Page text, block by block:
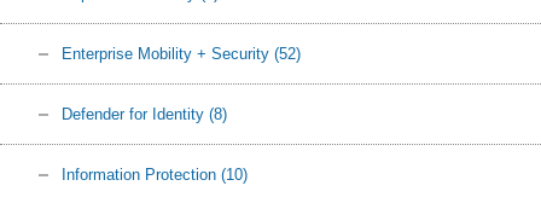
Enterprise Mobility + Security (52)
Defender for Identity (8)
Information Protection (10)